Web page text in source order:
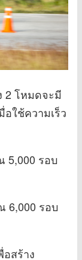
2 โหมดจะมี
อใช้ความเร็ว
5,000 รอบ
6,000 รอบ
สร้าง